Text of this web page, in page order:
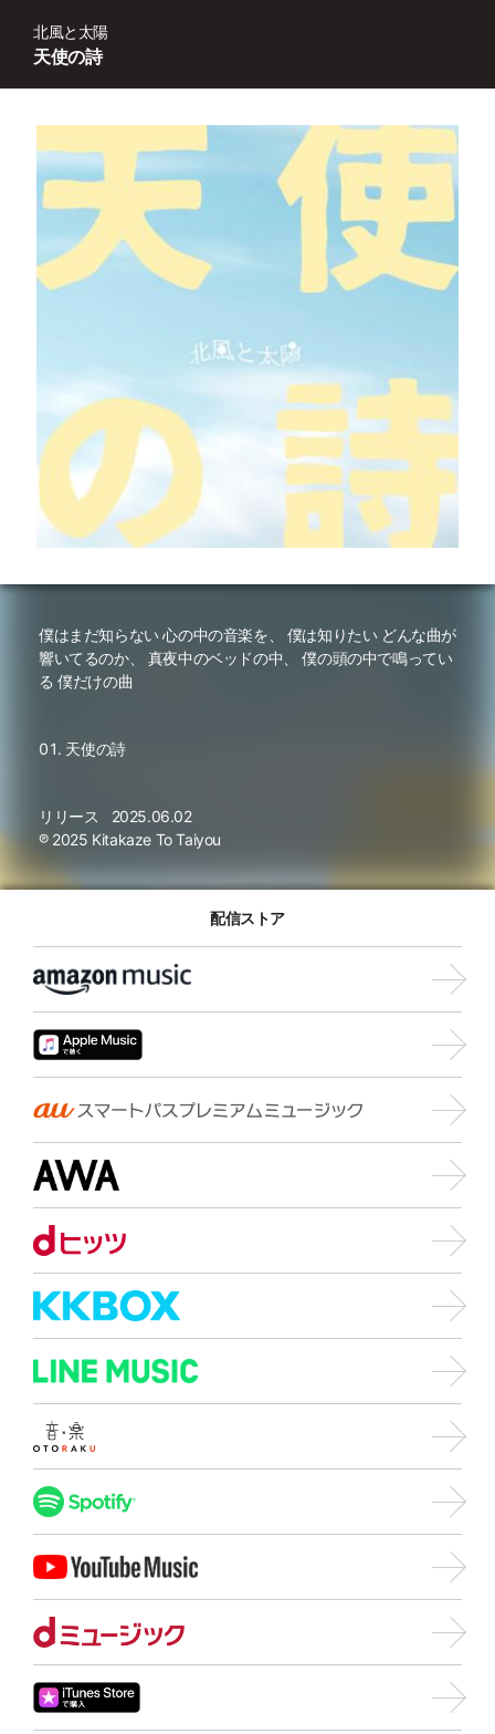
天使の詩
北風と太陽
僕はまだ知らない 心の中の音楽を、 僕は知りたい どんな曲が
響いてるのか、 真夜中のベッドの中、 僕の頭の中で鳴ってい
る 僕だけの曲
天使の詩
リリース
2025.06.02
℗ 2025 Kitakaze To Taiyou
配信ストア